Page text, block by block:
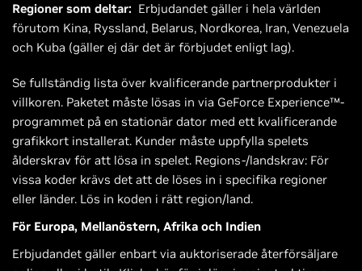
Regioner som deltar: Erbjudandet gäller i hela världen
förutom Kina, Ryssland, Belarus, Nordkorea, Iran, Venezuela
och Kuba (gäller ej där det är förbjudet enligt lag).
Se fullständig lista över kvalificerande partnerprodukter i
villkoren. Paketet måste lösas in via GeForce Experience™-
programmet på en stationär dator med ett kvalificerande
grafikkort installerat. Kunder måste uppfylla spelets
ålderskrav för att lösa in spelet. Regions-/landskrav: För
vissa koder krävs det att de löses in i specifika regioner
eller länder. Lös in koden i rätt region/land.
För Europa, Mellanöstern, Afrika och Indien
Erbjudandet gäller enbart via auktoriserade återförsäljare